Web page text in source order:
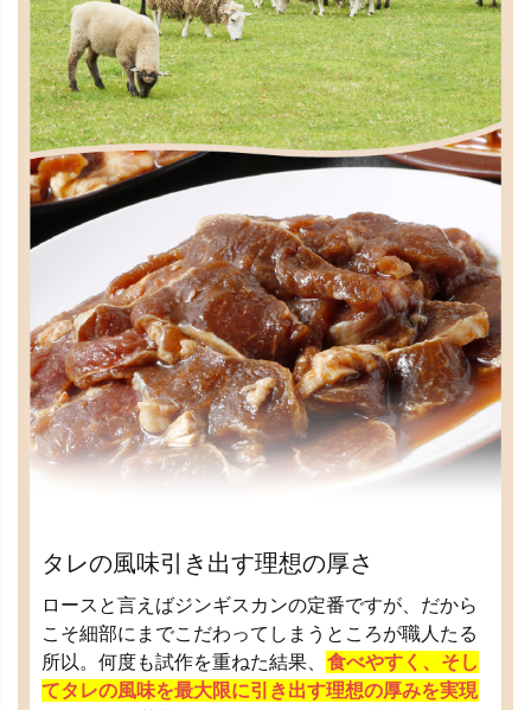
タレの風味引き出す理想の厚さ
ロースと言えばジンギスカンの定番ですが、だから
こそ細部にまでこだわってしまうところが職人たる
所以。何度も試作を重ねた結果、 食べやすく、そし
てタレの風味を最大限に引き出す理想の厚みを実現